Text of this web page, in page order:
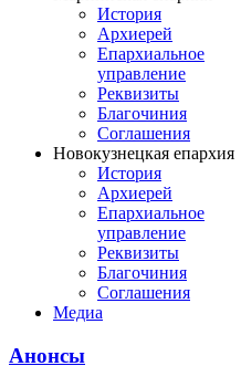
История
Архиерей
Епархиальное
управление
Реквизиты
Благочиния
Соглашения
Новокузнецкая епархия
История
Архиерей
Епархиальное
управление
Реквизиты
Благочиния
Соглашения
Медиа
Анонсы